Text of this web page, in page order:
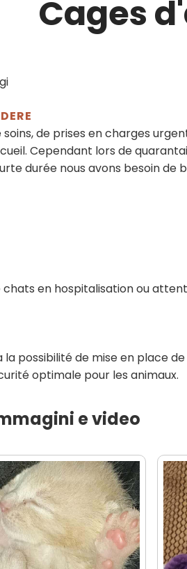
Cages
de prises en charges
Cependant lors de
durée nous avons besoin
en hospitalisation ou
possibilité de mise en place
optimale pour les animaux.
e video